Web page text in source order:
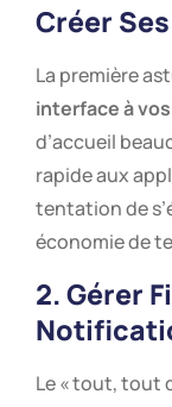
Créer
La première
interface à
d’accueil
rapide aux
tentation de
économie de
2. Gérer
Le « tout, tout